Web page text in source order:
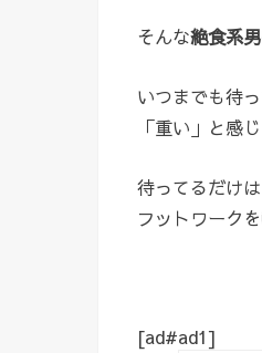
そんな絶食系
いつまでも待
「重い」と感
待ってるだけ
フットワークを
[ad#ad1]